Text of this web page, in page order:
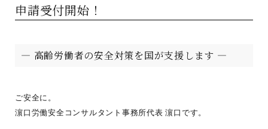
申請受付開始！
― 高齢労働者の安全対策を国が支援します ―
ご安全に。
濵口労働安全コンサルタント事務所代表 濵口です。